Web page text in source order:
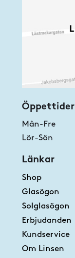
Öppettider
Mån-Fre
Lör-Sön
Länkar
Shop
Glasögon
Solglasögon
Erbjudanden
Kundservice
Om Linsen